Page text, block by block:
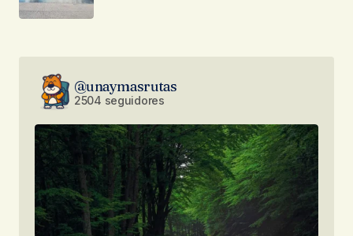
@unaymasrutas
2504 seguidores